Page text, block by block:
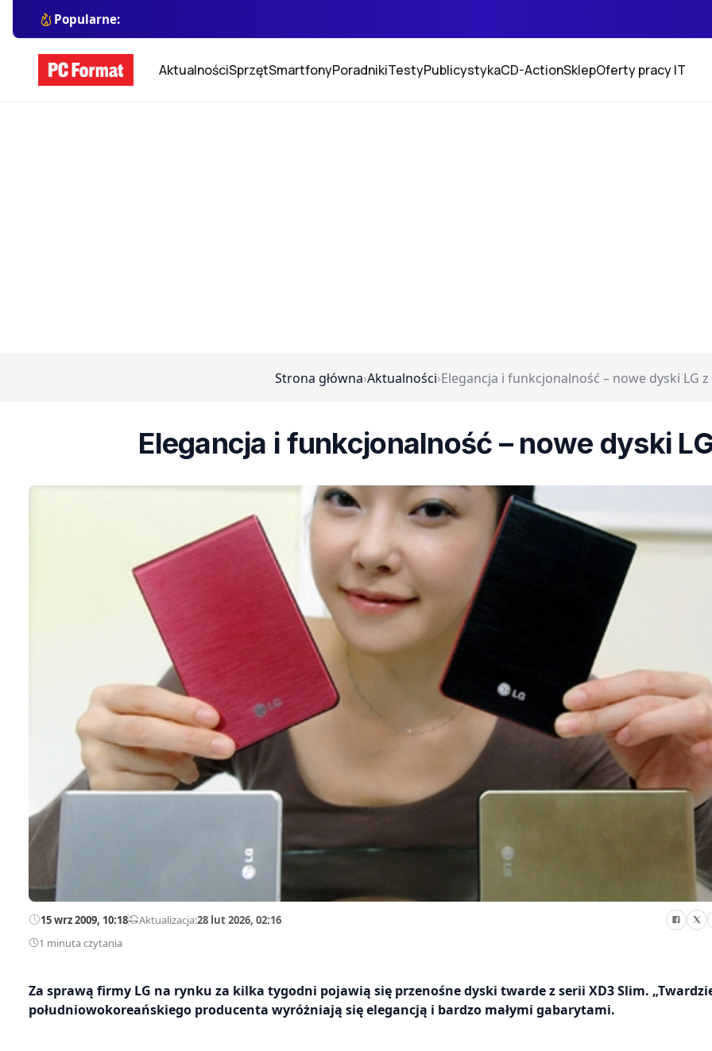
Popularne:
AktualnościSprzętSmartfonyPoradnikiTestyPublicystykaCD-ActionSklepOferty pracy IT
Strona główna›Aktualności›Elegancja i funkcjonalność – nowe dyski LG z
Elegancja i funkcjonalność – nowe dyski
15 wrz 2009, 10:18—Aktualizacja:28 lut 2026, 02:16
1 minuta czytania
Za sprawą firmy LG na rynku za kilka tygodni pojawią się przenośne dyski twarde z serii XD3 Slim.
południowokoreańskiego producenta wyróżniają się elegancją i bardzo małymi gabarytami.